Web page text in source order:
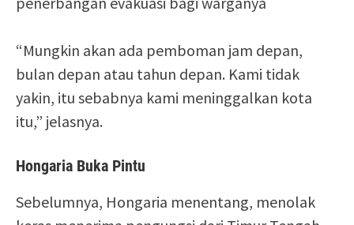
“Mungkin akan ada pemboman jam depan,
bulan depan atau tahun depan. Kami tidak
yakin, itu sebabnya kami meninggalkan kota
itu,” jelasnya.
Hongaria Buka Pintu
Sebelumnya, Hongaria menentang, menolak